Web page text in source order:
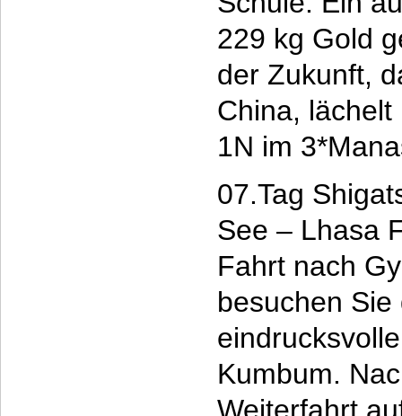
229 kg Gold
der Zukunft,
China,
1N im
07.Tag
See – Lhasa
Fahrt nach
besuchen
Kumbum.